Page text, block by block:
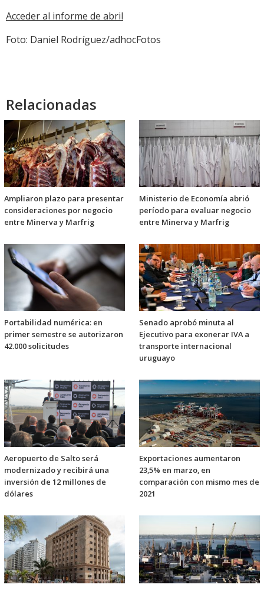
Acceder al informe de abril
Foto: Daniel Rodríguez/adhocFotos
Relacionadas
Ampliaron plazo para presentar
consideraciones por negocio
entre Minerva y Marfrig
Ministerio de Economía abrió
período para evaluar negocio
entre Minerva y Marfrig
Portabilidad numérica: en
primer semestre se autorizaron
42.000 solicitudes
Senado aprobó minuta al
Ejecutivo para exonerar IVA a
transporte internacional
uruguayo
Aeropuerto de Salto será
modernizado y recibirá una
inversión de 12 millones de
dólares
Exportaciones aumentaron
23,5% en marzo, en
comparación con mismo mes de
2021